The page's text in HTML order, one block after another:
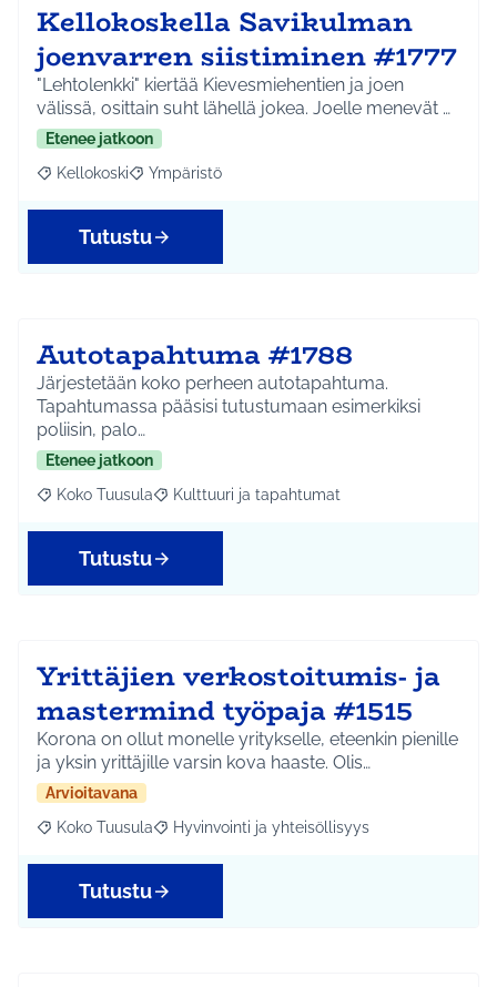
Kellokoskella Savikulman
joenvarren siistiminen #1777
"Lehtolenkki" kiertää Kievesmiehentien ja joen
välissä, osittain suht lähellä jokea. Joelle menevät …
Etenee jatkoon
Rajaa tulokset aihepiirin mukaan: Kellokoski
Kellokoski Rajaa tulokset teeman mukaan: Ympäristö
Ympäristö
Tutustu
Autotapahtuma #1788
Järjestetään koko perheen autotapahtuma.
Tapahtumassa pääsisi tutustumaan esimerkiksi
poliisin, palo…
Etenee jatkoon
Rajaa tulokset aihepiirin mukaan: Koko Tuusula
Koko Tuusula Rajaa tulokset teeman mukaan: Kulttuuri ja
Kulttuuri ja tapahtumat
Tutustu
Yrittäjien verkostoitumis- ja
mastermind työpaja #1515
Korona on ollut monelle yritykselle, eteenkin pienille
ja yksin yrittäjille varsin kova haaste. Olis…
Arvioitavana
Rajaa tulokset aihepiirin mukaan: Koko Tuusula
Koko Tuusula Rajaa tulokset teeman mukaan: Hyvinvointi ja
Hyvinvointi ja yhteisöllisyys
Tutustu